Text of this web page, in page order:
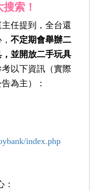
索！
任提到，全台還
，不定期會舉辦二
並開放二手玩具
以下資訊（實際
為主）：
index.php